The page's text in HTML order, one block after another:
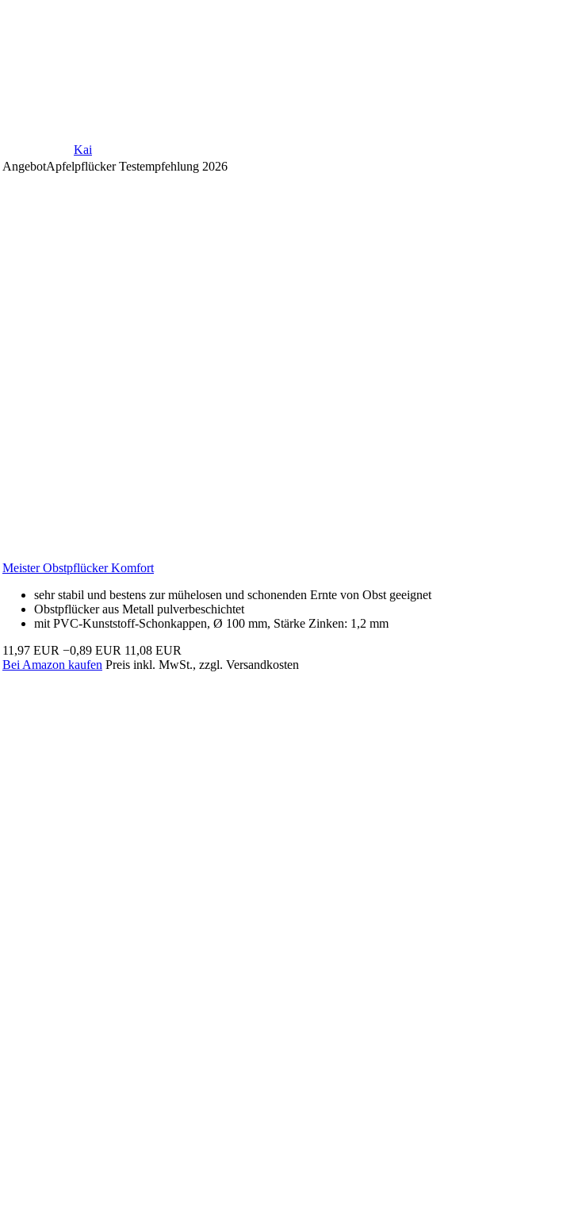
Kai
AngebotApfelpflücker Testempfehlung 2026
Meister Obstpflücker Komfort
sehr stabil und bestens zur mühelosen und schonenden Ernte von Obst geeignet
Obstpflücker aus Metall pulverbeschichtet
mit PVC-Kunststoff-Schonkappen, Ø 100 mm, Stärke Zinken: 1,2 mm
11,97 EUR −0,89 EUR 11,08 EUR
Bei Amazon kaufen Preis inkl. MwSt., zzgl. Versandkosten